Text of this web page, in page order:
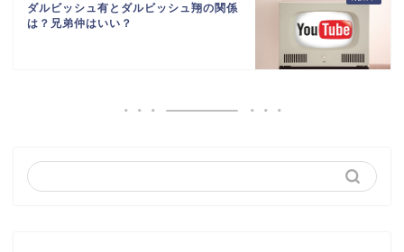
ダルビッシュ有とダルビッシュ翔の関係
は？兄弟仲はいい？